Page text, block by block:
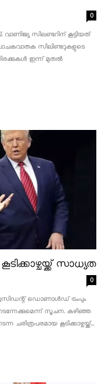
0
സിലണ്ടറിന് കൂട്ടിയത്
സിലിണ്ടറുകളുടെ
നിരക്കുകൾ ഇന്ന് മുതൽ
സാധ്യത
0
ഡൊണാൾഡ് ട്രംപും
സൂചന. കഴിഞ്ഞ
കൂടിക്കാഴ്ചയ്ക്ക്...